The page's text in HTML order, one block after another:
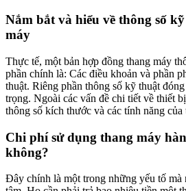
Nắm bắt và hiểu về thông số
máy
Thực tế, một bản hợp đồng thang máy
phần chính là: Các điều khoản và phần
thuật. Riêng phần thông số kỹ thuật
trọng. Ngoài các vấn đề chi tiết về thiết
thông số kích thước và các tính năng của
Chi phí sử dụng thang máy
không?
Đây chính là một trong những yếu tố mà